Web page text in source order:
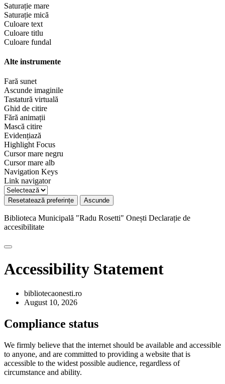
Saturație mare
Saturație mică
Culoare text
Culoare titlu
Culoare fundal
Alte instrumente
Fară sunet
Ascunde imaginile
Tastatură virtuală
Ghid de citire
Fără animații
Mască citire
Evidențiază
Highlight Focus
Cursor mare negru
Cursor mare alb
Navigation Keys
Link navigator
Resetatează preferințe Ascunde
Biblioteca Municipală "Radu Rosetti" Onești Declarație de
accesibilitate
Accessibility Statement
bibliotecaonesti.ro
August 10, 2026
Compliance status
We firmly believe that the internet should be available and accessible
to anyone, and are committed to providing a website that is
accessible to the widest possible audience, regardless of
circumstance and ability.